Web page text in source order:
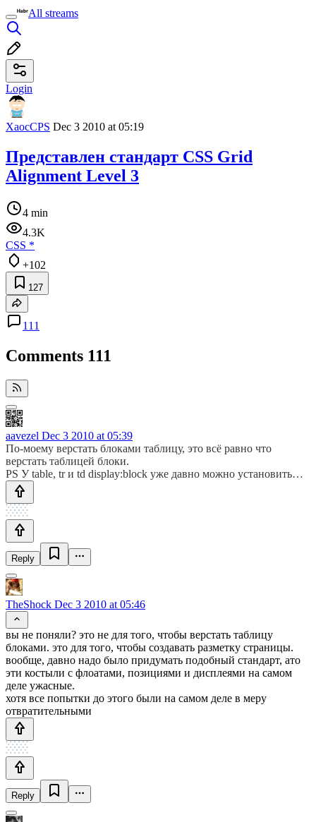
All streams
Login
XaocCPS Dec 3 2010 at 05:19
Представлен стандарт CSS Grid
Alignment Level 3
4 min
4.3K
CSS *
+102
127
111
Comments 111
aavezel Dec 3 2010 at 05:39
По-моему верстать блоками таблицу, это всё равно что
верстать таблицей блоки.
PS У table, tr и td display:block уже давно можно установить…
Reply
TheShock Dec 3 2010 at 05:46
вы не поняли? это не для того, чтобы верстать таблицу
блоками. это для того, чтобы создавать разметку страницы.
вообще, давно надо было придумать подобный стандарт, ато
эти костыли с флоатами, позициями и дисплеями на самом
деле ужасные.
хотя все попытки до этого были на самом деле в меру
отвратительными
Reply